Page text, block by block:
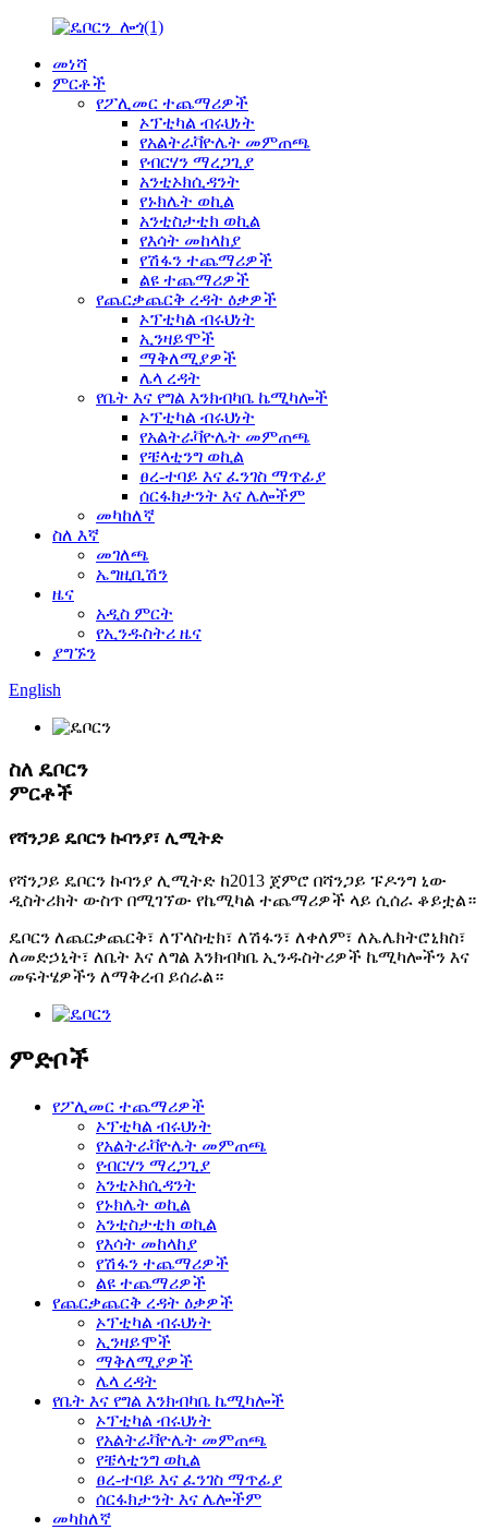
መነሻ
ምርቶች
የፖሊመር ተጨማሪዎች
ኦፕቲካል ብሩህነት
የአልትራቫዮሌት መምጠጫ
የብርሃን ማረጋጊያ
አንቲኦክሲዳንት
የኑክሌት ወኪል
አንቲስታቲክ ወኪል
የእሳት መከላከያ
የሽፋን ተጨማሪዎች
ልዩ ተጨማሪዎች
የጨርቃጨርቅ ረዳት ዕቃዎች
ኦፕቲካል ብሩህነት
ኢንዛይሞች
ማቅለሚያዎች
ሌላ ረዳት
የቤት እና የግል እንክብካቤ ኬሚካሎች
ኦፕቲካል ብሩህነት
የአልትራቫዮሌት መምጠጫ
የቼላቲንግ ወኪል
ፀረ-ተባይ እና ፈንገስ ማጥፊያ
ሰርፋክታንት እና ሌሎችም
መካከለኛ
ስለ እኛ
መገለጫ
ኤግዚቢሽን
ዜና
አዲስ ምርት
የኢንዱስትሪ ዜና
ያግኙን
English
ስለ ዴቦርን
ምርቶች
የሻንጋይ ዴቦርን ኩባንያ፣ ሊሚትድ
የሻንጋይ ዴቦርን ኩባንያ ሊሚትድ ከ2013 ጀምሮ በሻንጋይ ፑዶንግ ኒው
ዲስትሪክት ውስጥ በሚገኘው የኬሚካል ተጨማሪዎች ላይ ሲሰራ ቆይቷል።
ዴቦርን ለጨርቃጨርቅ፣ ለፕላስቲክ፣ ለሽፋን፣ ለቀለም፣ ለኤሌክትሮኒክስ፣
ለመድኃኒት፣ ለቤት እና ለግል እንክብካቤ ኢንዱስትሪዎች ኬሚካሎችን እና
መፍትሄዎችን ለማቅረብ ይሰራል።
ምድቦች
የፖሊመር ተጨማሪዎች
ኦፕቲካል ብሩህነት
የአልትራቫዮሌት መምጠጫ
የብርሃን ማረጋጊያ
አንቲኦክሲዳንት
የኑክሌት ወኪል
አንቲስታቲክ ወኪል
የእሳት መከላከያ
የሽፋን ተጨማሪዎች
ልዩ ተጨማሪዎች
የጨርቃጨርቅ ረዳት ዕቃዎች
ኦፕቲካል ብሩህነት
ኢንዛይሞች
ማቅለሚያዎች
ሌላ ረዳት
የቤት እና የግል እንክብካቤ ኬሚካሎች
ኦፕቲካል ብሩህነት
የአልትራቫዮሌት መምጠጫ
የቼላቲንግ ወኪል
ፀረ-ተባይ እና ፈንገስ ማጥፊያ
ሰርፋክታንት እና ሌሎችም
መካከለኛ